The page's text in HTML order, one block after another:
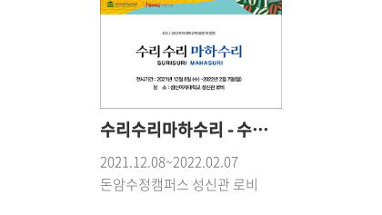
수리수리마하수리 - 수학적 담론의 예술적 표현
2021.12.08~2022.02.07
돈암수정캠퍼스 성신관 로비